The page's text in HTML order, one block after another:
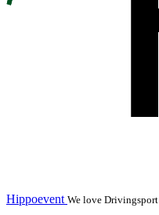
Hippoevent We love Drivingsport